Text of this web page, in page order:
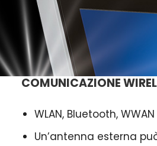
COMUNICAZIONE
WLAN, Bluetooth, WWAN
Un’antenna esterna